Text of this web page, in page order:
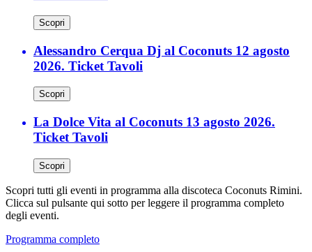
Scopri
Alessandro Cerqua Dj al Coconuts 12 agosto
2026. Ticket Tavoli
Scopri
La Dolce Vita al Coconuts 13 agosto 2026.
Ticket Tavoli
Scopri
Scopri tutti gli eventi in programma alla discoteca Coconuts Rimini.
Clicca sul pulsante qui sotto per leggere il programma completo
degli eventi.
Programma completo